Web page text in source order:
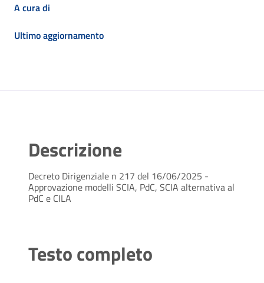
A cura di
Ultimo aggiornamento
Descrizione
Decreto Dirigenziale n 217 del 16/06/2025 -
Approvazione modelli SCIA, PdC, SCIA alternativa al
PdC e CILA
Testo completo